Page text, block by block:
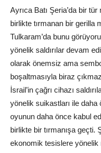
Ayrıca Batı Şeria’da bir
birlikte tırmanan bir gerilla
Tulkaram’da bunu
yönelik saldırılar devam
olarak önemsiz ama
boşaltmasıyla biraz
İsrail’in çağrı cihazı
yönelik suikastları ile daha
oyunun daha önce kabul
birlikte bir tırmanışa
ekonomik tesislere yönelik